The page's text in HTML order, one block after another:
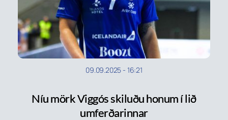
09.09.2025 - 16:21
Níu mörk Viggós skiluðu honum í lið
umferðarinnar